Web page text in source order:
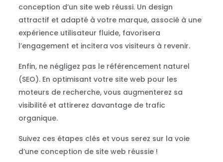
conception d’un site web réussi. Un design
attractif et adapté à votre marque, associé à une
expérience utilisateur fluide, favorisera
l’engagement et incitera vos visiteurs à revenir.
Enfin, ne négligez pas le référencement naturel
(SEO). En optimisant votre site web pour les
moteurs de recherche, vous augmenterez sa
visibilité et attirerez davantage de trafic
organique.
Suivez ces étapes clés et vous serez sur la voie
d’une conception de site web réussie !